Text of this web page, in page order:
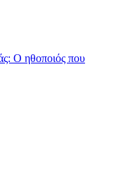
Ο ηθοποιός που